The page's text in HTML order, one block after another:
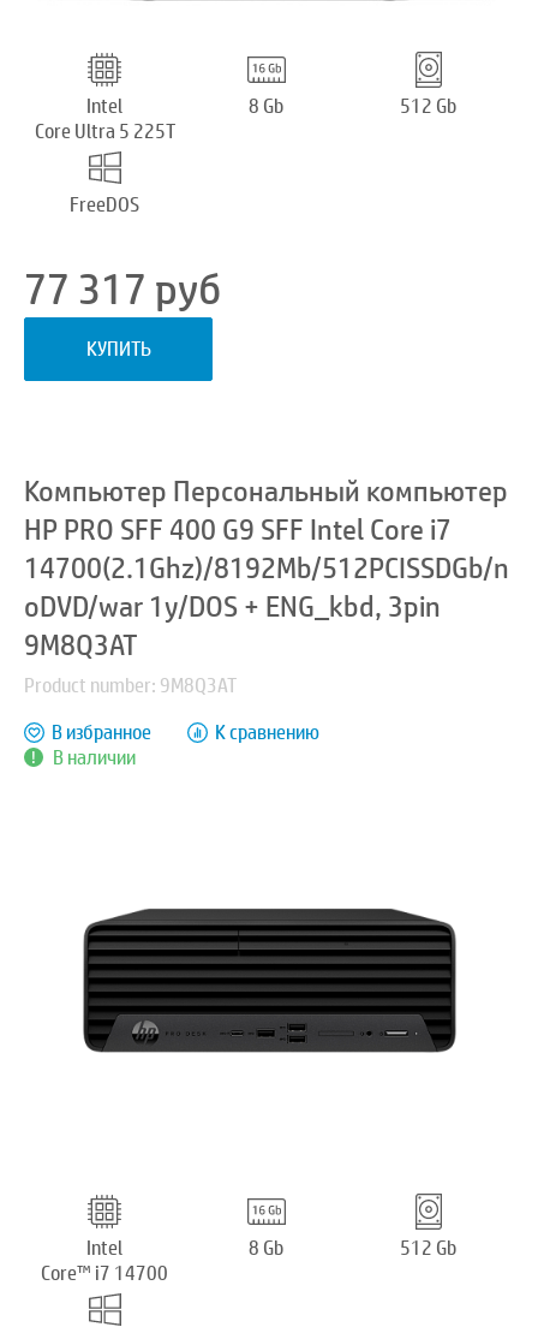
Intel
Core Ultra 5 225T
8 Gb 512 Gb
FreeDOS
77 317 руб
КУПИТЬ
Компьютер Персональный компьютер
HP PRO SFF 400 G9 SFF Intel Core i7
14700(2.1Ghz)/8192Mb/512PCISSDGb/n
oDVD/war 1y/DOS + ENG_kbd, 3pin
9M8Q3AT
Product number: 9M8Q3AT
В наличии
В избранное К сравнению
Intel
Core™ i7 14700
8 Gb 512 Gb